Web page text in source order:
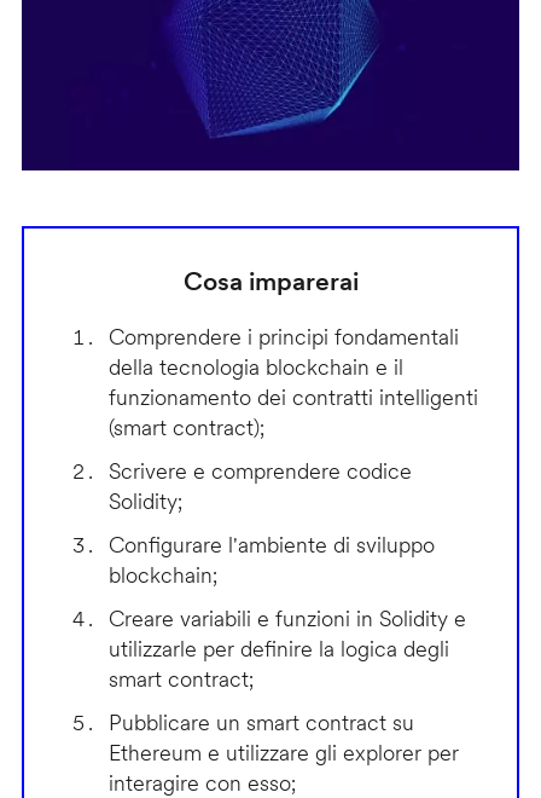
Cosa imparerai
Comprendere i principi fondamentali
della tecnologia blockchain e il
funzionamento dei contratti intelligenti
(smart contract);
Scrivere e comprendere codice
Solidity;
Configurare l'ambiente di sviluppo
blockchain;
Creare variabili e funzioni in Solidity e
utilizzarle per definire la logica degli
smart contract;
Pubblicare un smart contract su
Ethereum e utilizzare gli explorer per
interagire con esso;